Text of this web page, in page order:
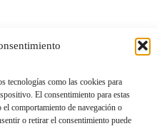
tecnologías como las cookies para
El consentimiento para estas
comportamiento de navegación o
o retirar el consentimiento puede